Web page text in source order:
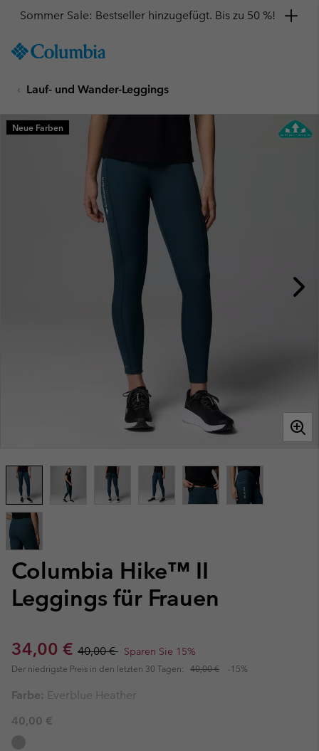
TO
SKIP
MAIN
NAV
Sommer Sale: Bestseller hinzugefügt. Bis zu 50 %!
Lauf- und Wander-Leggings
Columbia Hike™ II
Leggings für Frauen
Sale price:
34,00 € Regular price:
40,00 € Sparen Sie 15%
Der niedrigste Preis in den letzten 30 Tagen: 40,00 € -15%
Neue Farben
Farbe: Everblue Heather
40,00 €